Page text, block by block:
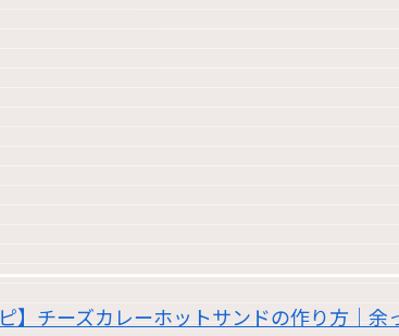
ピ】チーズカレーホットサンドの作り方｜